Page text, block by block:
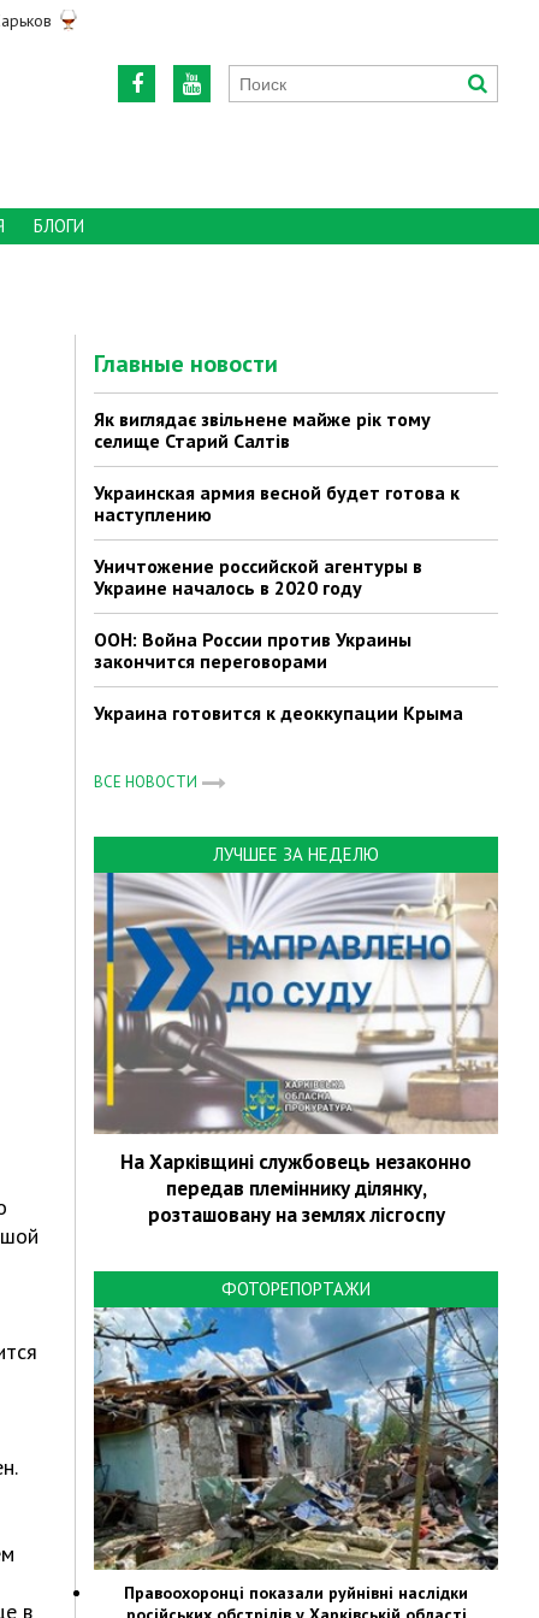
БЛОГИ
в
Главные новости
Як виглядає звільнене майже рік тому
селище Старий Салтів
Украинская армия весной будет готова к
наступлению
Уничтожение российской агентуры в
Украине началось в 2020 году
ООН: Война России против Украины
закончится переговорами
Украина готовится к деоккупации Крыма
ВСЕ НОВОСТИ
ЛУЧШЕЕ ЗА НЕДЕЛЮ
На Харківщині службовець незаконно
передав племіннику ділянку,
розташовану на землях лісгоспу
ФОТОРЕПОРТАЖИ
Правоохоронці показали руйнівні наслідки